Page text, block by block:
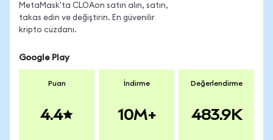
MetaMask'ta CLOAon satın alın, satın,
takas edin ve değiştirin. En güvenilir
kripto cüzdanı.
Google Play
Puan
4.4
İndirme
10M+
Değerlendirme
483.9K